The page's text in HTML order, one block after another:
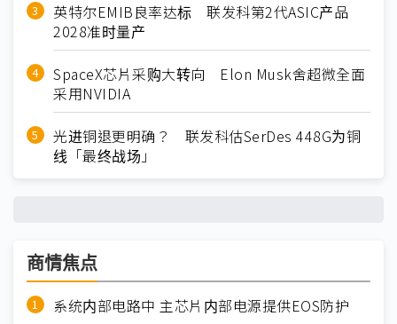
英特尔EMIB良率达标 联发科第2代ASIC产品
2028准时量产
SpaceX芯片采购大转向 Elon Musk舍超微全面
采用NVIDIA
光进铜退更明确？ 联发科估SerDes 448G为铜
线「最终战场」
商情焦点
系统内部电路中 主芯片内部电源提供EOS防护